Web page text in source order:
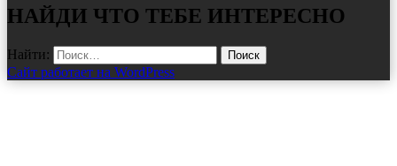
НАЙДИ ЧТО ТЕБЕ ИНТЕРЕСНО
Найти:
Сайт работает на WordPress